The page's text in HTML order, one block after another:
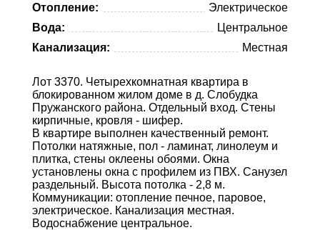
Отопление:
Электрическое
Вода:
Центральное
Канализация:
Местная
Лот 3370. Четырехкомнатная квартира в
блокированном жилом доме в д. Слобудка
Пружанского района. Отдельный вход. Стены
кирпичные, кровля - шифер.
В квартире выполнен качественный ремонт.
Потолки натяжные, пол - ламинат, линолеум и
плитка, стены оклеены обоями. Окна
установлены окна с профилем из ПВХ. Санузел
раздельный. Высота потолка - 2,8 м.
Коммуникации: отопление печное, паровое,
электрическое. Канализация местная.
Водоснабжение центральное.